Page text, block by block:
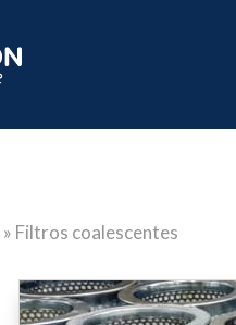
» Filtros coalescentes